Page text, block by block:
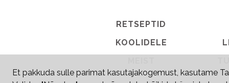
RETSEPTID
KOOLIDELE
Et pakkuda sulle parimat kasutajakogemust, kasutame